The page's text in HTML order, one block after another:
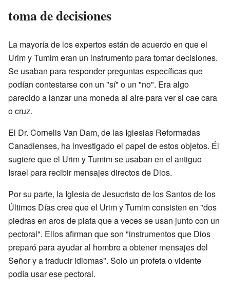
toma de decisiones
La mayoría de los expertos están de acuerdo en que el
Urim y Tumim eran un instrumento para tomar decisiones.
Se usaban para responder preguntas específicas que
podían contestarse con un "sí" o un "no". Era algo
parecido a lanzar una moneda al aire para ver si cae cara
o cruz.
El Dr. Cornelis Van Dam, de las Iglesias Reformadas
Canadienses, ha investigado el papel de estos objetos. Él
sugiere que el Urim y Tumim se usaban en el antiguo
Israel para recibir mensajes directos de Dios.
Por su parte, la Iglesia de Jesucristo de los Santos de los
Últimos Días cree que el Urim y Tumim consisten en "dos
piedras en aros de plata que a veces se usan junto con un
pectoral". Ellos afirman que son "instrumentos que Dios
preparó para ayudar al hombre a obtener mensajes del
Señor y a traducir idiomas". Solo un profeta o vidente
podía usar ese pectoral.